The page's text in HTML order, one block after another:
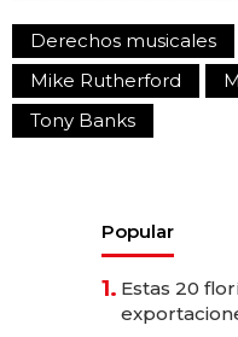
Derechos musicales
Mike Rutherford
Tony Banks
Popular
1. Estas 20